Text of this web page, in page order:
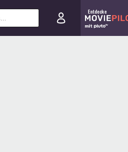
Entdecke